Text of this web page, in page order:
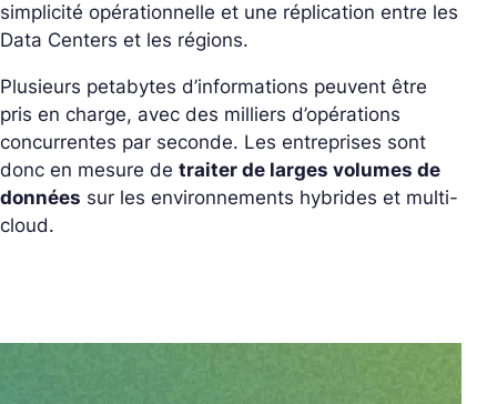
simplicité opérationnelle et une réplication entre les
Data Centers et les régions.
Plusieurs petabytes d’informations peuvent être
pris en charge, avec des milliers d’opérations
concurrentes par seconde. Les entreprises sont
donc en mesure de traiter de larges volumes de
données sur les environnements hybrides et multi-
cloud.